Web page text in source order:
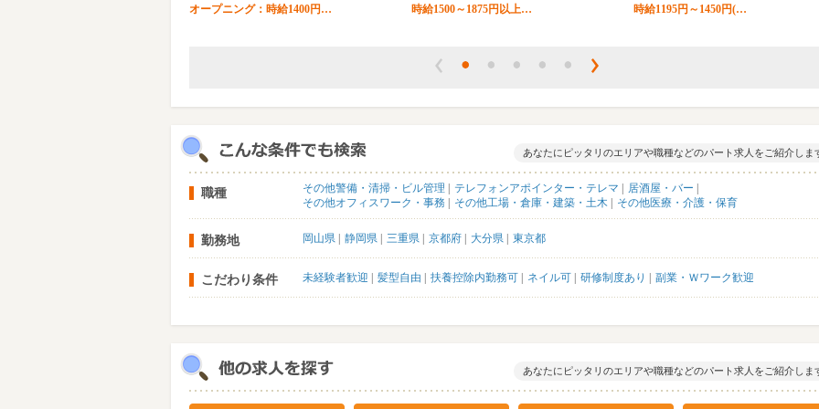
オープニング：時給1400円…
時給1500～1875円以上…
時給1195円～1450円(…
あなたにピッタリのエリアや職種などのパート求人をご紹介しま
職種 その他警備・清掃・ビル管理 テレフォンアポインター・テレマ
居酒屋・バー
その他オフィスワーク・事務
その他工場・倉庫・建築・土木 その他医療・介護・保育
勤務地 岡山県 静岡県 三重県 京都府 大分県 東京都
こだわり条件 未経験者歓迎 髪型自由 扶養控除内勤務可 ネイル可 研修制度あり 副業・Ｗワーク歓迎
あなたにピッタリのエリアや職種などのパート求人をご紹介しま